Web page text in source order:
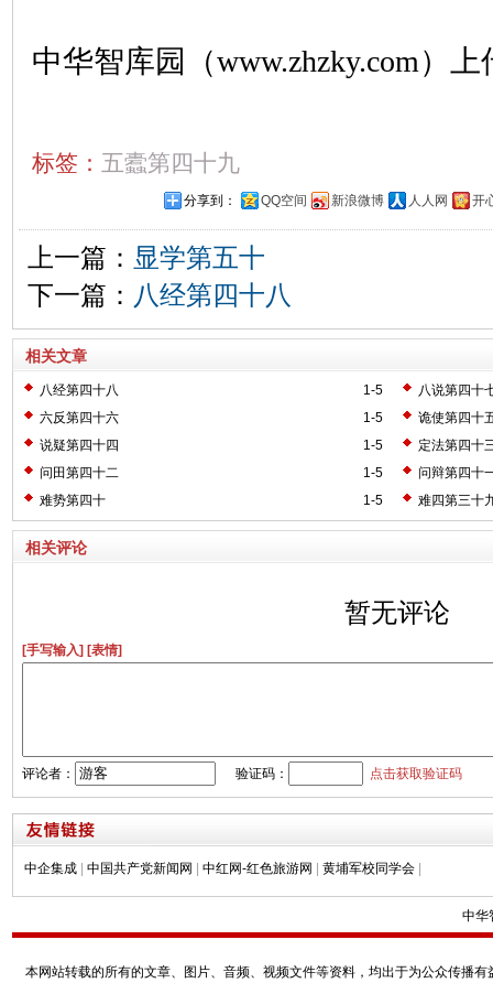
中华智库园（www.zhzky.com）上
标签： 五蠹第四十九
分享到： QQ空间 新浪微博 人人网 开
上一篇： 显学第五十
下一篇： 八经第四十八
相关文章
1-5
八经第四十八
八说第四十
1-5
六反第四十六
诡使第四十
1-5
说疑第四十四
定法第四十
1-5
问田第四十二
问辩第四十
1-5
难势第四十 难四第三十
相关评论
暂无评论
[手写输入] [表情]
评论者： 验证码： 点击获取验证码
中企集成 | 中国共产党新闻网 | 中红网-红色旅游网 | 黄埔军校同学会 |
中华
本网站转载的所有的文章、图片、音频、视频文件等资料，均出于为公众传播